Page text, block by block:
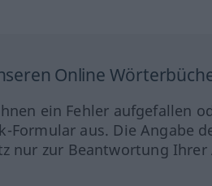
Online
ein Fehler aufgefallen
Formular aus. Die Angabe
nur zur Beantwortung Ihrer